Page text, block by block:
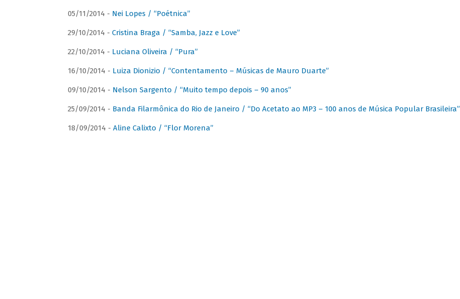
05/11/2014 - Nei Lopes / “Poétnica”
29/10/2014 - Cristina Braga / “Samba, Jazz e Love”
22/10/2014 - Luciana Oliveira / “Pura”
16/10/2014 - Luiza Dionizio / “Contentamento – Músicas de Mauro Duarte”
09/10/2014 - Nelson Sargento / “Muito tempo depois – 90 anos”
25/09/2014 - Banda Filarmônica do Rio de Janeiro / “Do Acetato ao MP3 – 100 anos de Música Popular Brasileira”
18/09/2014 - Aline Calixto / “Flor Morena”